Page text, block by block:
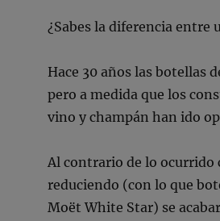
¿Sabes la diferencia entre
Hace 30 años las botellas
pero a medida que los
vino y champán han ido
Al contrario de lo
reduciendo (con lo que
Moët White Star) se